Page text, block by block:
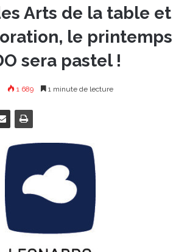
Arts de la table et
le printemps
sera pastel !
1 689 1 minute de lecture